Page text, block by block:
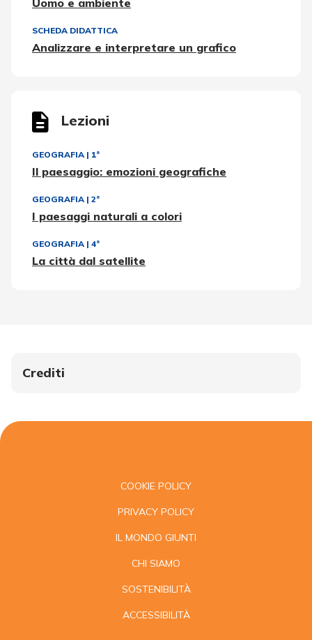
SCHEDA DIDATTICA
Analizzare e interpretare un grafico
Lezioni
GEOGRAFIA | 1ª
Il paesaggio: emozioni geografiche
GEOGRAFIA | 2ª
I paesaggi naturali a colori
GEOGRAFIA | 4ª
La città dal satellite
Crediti
COOKIE POLICY
PRIVACY POLICY
IL MONDO GIUNTI
CHI SIAMO
SOSTENIBILITÀ
ACCESSIBILITÀ